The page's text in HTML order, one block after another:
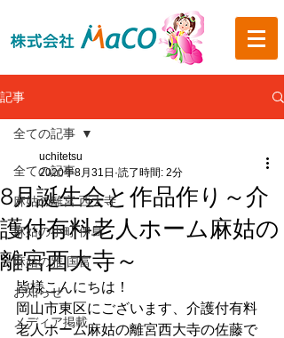
記事
全ての記事
麻姑の離宮 西大寺
麻姑の小町 伊島
麻姑の雅 国富
お知らせ
メディア掲載
全ての記事
8月誕生会と作品作り～介
護付有料老人ホーム麻姑の
離宮西大寺～
uchitetsu
2020年8月31日 読了時間: 2分
皆様こんにちは！
岡山市東区にございます、介護付有料
老人ホーム麻姑の離宮西大寺の佐藤で